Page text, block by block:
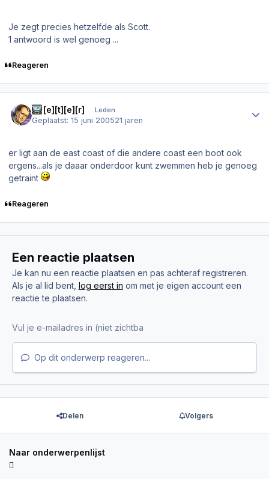
Je zegt precies hetzelfde als Scott.
1 antwoord is wel genoeg ...
Reageren
[p][e][t][e][r] Leden
Geplaatst:15 juni 200521 jaren
er ligt aan de east coast of die andere coast een boot ook
ergens...als je daaar onderdoor kunt zwemmen heb je genoeg
getraint
Reageren
Een reactie plaatsen
Je kan nu een reactie plaatsen en pas achteraf registreren.
Als je al lid bent, log eerst in om met je eigen account een
reactie te plaatsen.
Op dit onderwerp reageren...
Delen Volgers
Naar onderwerpenlijst